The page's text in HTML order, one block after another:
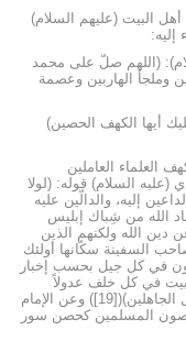
البيت (عليهم السلام)
(اللهم صلّ على محمد
الهاربين وعصمة
أيها الكهف الحصين)
العلماء العاملين
(عليه السلام) قوله: (لولا
إليه، والدالّين عليه
الله من شِباك إبليس
دين الله ولكنهم الذين
السفينة سكّانها أولئك
وجل)([18]) وهم موجودون في كل جيل بحسب إخبار
في كل خلف عدولاً
ينفون عنه تحريف الغالين وانتحال المبطلين وتأويل الجاهلين)([19]) وعن الإمام
المسلمين كحصن سور